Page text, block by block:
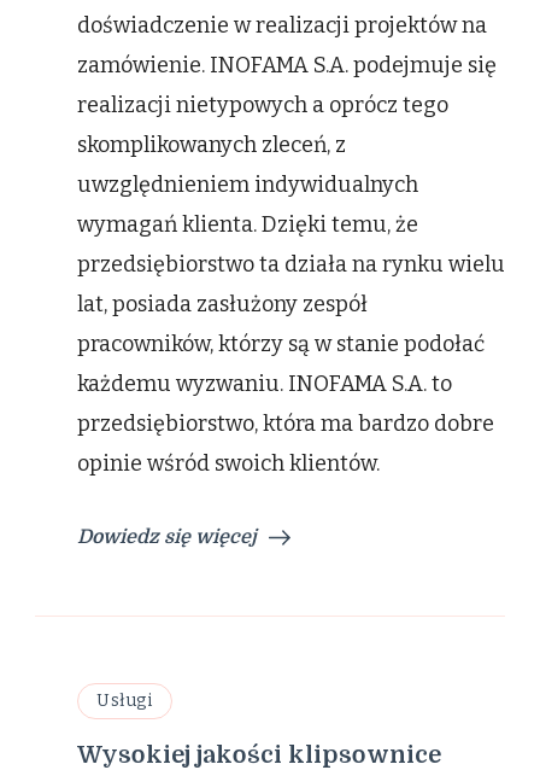
doświadczenie w realizacji projektów na
zamówienie. INOFAMA S.A. podejmuje się
realizacji nietypowych a oprócz tego
skomplikowanych zleceń, z
uwzględnieniem indywidualnych
wymagań klienta. Dzięki temu, że
przedsiębiorstwo ta działa na rynku wielu
lat, posiada zasłużony zespół
pracowników, którzy są w stanie podołać
każdemu wyzwaniu. INOFAMA S.A. to
przedsiębiorstwo, która ma bardzo dobre
opinie wśród swoich klientów.
Dowiedz się więcej
Usługi
Wysokiej jakości klipsownice